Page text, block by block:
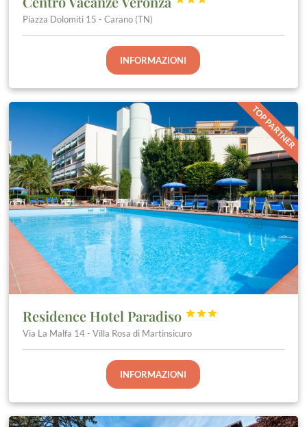
Piazza Dolomiti 15 - Carano (TN)
INFORMAZIONI
TOP PARTNER
Residence Hotel Paradiso 


Via La Malfa 14 - Villa Rosa di Martinsicuro
INFORMAZIONI